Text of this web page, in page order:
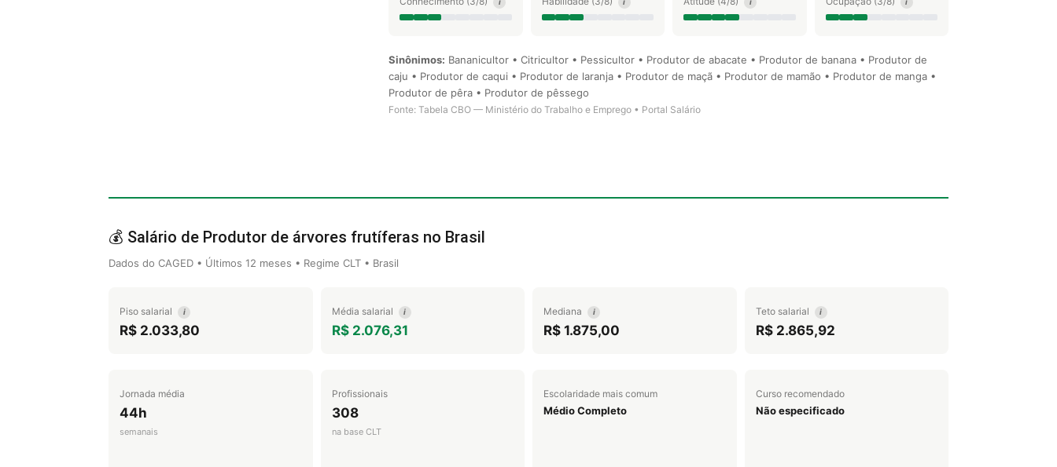
Sinônimos: Bananicultor • Citricultor • Pessicultor • Produtor de abacate • Produtor de banana • Produtor de
caju • Produtor de caqui • Produtor de laranja • Produtor de maçã • Produtor de mamão • Produtor de manga •
Produtor de pêra • Produtor de pêssego
Fonte: Tabela CBO — Ministério do Trabalho e Emprego • Portal Salário
💰 Salário de Produtor de árvores frutíferas no Brasil
Dados do CAGED • Últimos 12 meses • Regime CLT • Brasil
Piso salarial i
R$ 2.033,80
Média salarial i
R$ 2.076,31
Mediana i
R$ 1.875,00
Teto salarial i
R$ 2.865,92
Jornada média
44h
semanais
Profissionais
308
na base CLT
Escolaridade mais comum
Médio Completo
Curso recomendado
Não especificado